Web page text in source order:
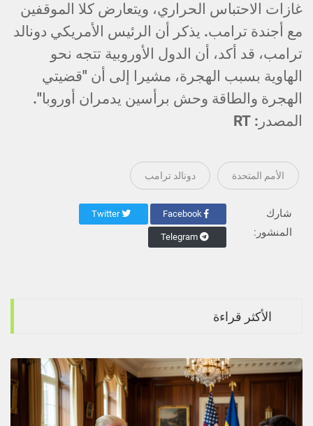
غازات الاحتباس الحراري، ويتعارض كلا الموقفين
مع أجندة ترامب. يذكر أن الرئيس الأمريكي دونالد
ترامب، قد أكد، أن الدول الأوروبية تتجه نحو
الهاوية بسبب الهجرة، مشيرا إلى أن "قضيتي
الهجرة والطاقة وحش برأسين يدمران أوروبا".
المصدر: RT
الأمم المتحدة دونالد ترامب
شارك
المنشور:
Facebook
Twitter
Telegram
الأكثر قراءة